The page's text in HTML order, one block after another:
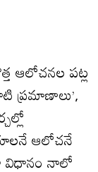
ఆలోచనల పట్ల
ప్రమాణాలు’,
ఆలోచనే
విధానం నాలో